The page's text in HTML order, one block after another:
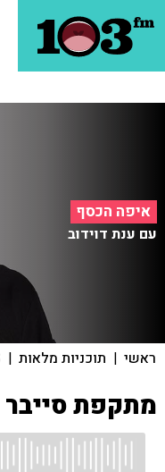
איפה הכסף
עם ענת דוידוב
ראשי | תוכניות מלאות |
מתקפת